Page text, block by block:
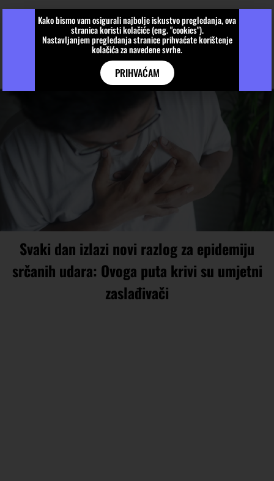
Svaki dan izlazi novi razlog za epidemiju
srčanih udara: Ovoga puta krivi su umjetni
zaslađivači
Kako bismo vam osigurali najbolje iskustvo pregledanja, ova
stranica koristi kolačiće (eng. "cookies").
Nastavljanjem pregledanja stranice prihvaćate korištenje
kolačića za navedene svrhe.
PRIHVAĆAM